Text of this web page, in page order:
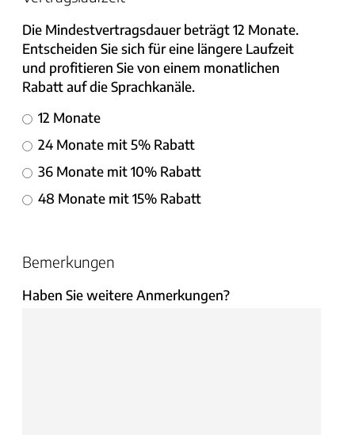
Die Mindestvertragsdauer beträgt 12 Monate.
Entscheiden Sie sich für eine längere Laufzeit
und profitieren Sie von einem monatlichen
Rabatt auf die Sprachkanäle.
12 Monate
24 Monate mit 5% Rabatt
36 Monate mit 10% Rabatt
48 Monate mit 15% Rabatt
Bemerkungen
Haben Sie weitere Anmerkungen?